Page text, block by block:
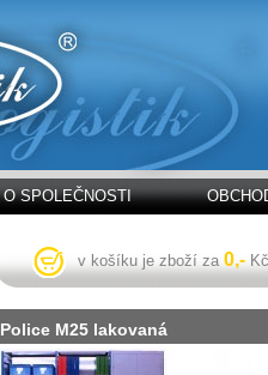
O SPOLEČNOSTI
v košíku je zboží za 0,- Kč
Police M25 lakovaná